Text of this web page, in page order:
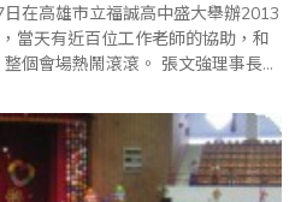
在高雄市立福誠高中盛大舉辦2013
當天有近百位工作老師的協助，和
鬧滾滾。 張文強理事長非
睹學生競賽過程，全體來賓都相當
在致詞中表示，今天特別提早10分
得..